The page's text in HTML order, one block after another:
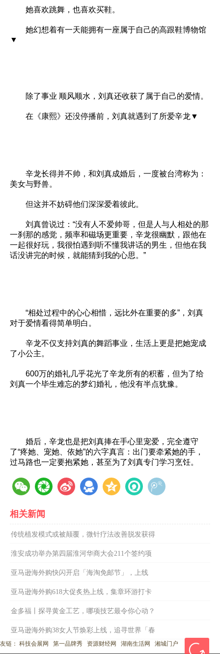
她喜欢跳舞，也喜欢买鞋。
她幻想着有一天能拥有一座属于自己的高跟鞋博物馆
▼
除了事业 顺风顺水，刘真还收获了属于自己的爱情。
在《康熙》还没停播前，刘真就遇到了所爱辛龙▼
辛龙长得并不帅，和刘真成婚后，一度被台湾称为：
美女与野兽。
但这并不妨碍他们深深爱着彼此。
刘真曾说过：“没有人不爱帅哥，但是人与人相处的那
一刹那的感觉，频率和磁场更重要，辛龙很幽默，跟他在
一起很好玩，我很怕遇到听不懂我讲话的男生，但他在我
话没讲完的时候，就能猜到我的心思。”
“相处过程中的心心相惜，远比外在重要的多”，刘真
对于爱情看得简单明白。
辛龙不仅支持刘真的舞蹈事业，生活上更是把她宠成
了小公主。
600万的婚礼几乎花光了辛龙所有的积蓄，但为了给
刘真一个毕生难忘的梦幻婚礼，他没有半点犹豫。
婚后，辛龙也是把刘真捧在手心里宠爱，完全遵守
了“疼她、宠她、依她”的六字真言：出门要牵紧她的手，
过马路也一定要抱紧她，甚至为了刘真专门学习烹饪。
相关新闻
传统植发模式或被颠覆，微针疗法改善脱发获得
淮安成功举办第四届淮河华商大会211个签约项
亚马逊海外购快闪开启「海淘免邮节」，上线
亚马逊海外购618大促炙热上线，集章环游打卡
金多福丨探寻黄金工艺，哪项技艺最令你心动？
亚马逊海外购38女人节焕彩上线，追寻世界「春
友链： 科技会展网 第一品牌秀 资源财经网 湖南生活网 湘城门户